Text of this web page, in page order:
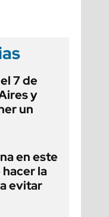
7 de
y
un
en este
la
evitar